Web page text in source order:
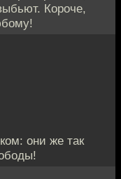
Короче,
они же так